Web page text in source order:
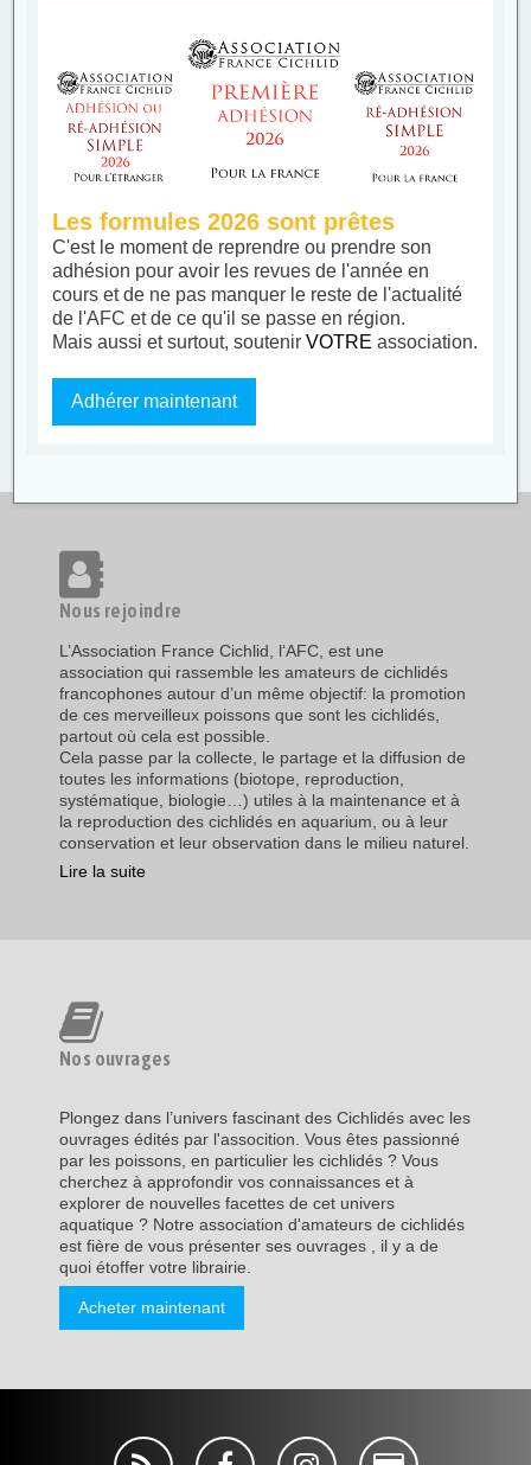
Les formules 2026 sont prêtes
C'est le moment de reprendre ou prendre son
adhésion pour avoir les revues de l'année en
cours et de ne pas manquer le reste de l'actualité
de l'AFC et de ce qu'il se passe en région.
Mais aussi et surtout, soutenirVOTRE association.
Adhérer maintenant
Nous rejoindre
L’Association France Cichlid, l‘AFC, est une
association qui rassemble les amateurs de cichlidés
francophones autour d’un même objectif: la promotion
de ces merveilleux poissons que sont les cichlidés,
partout où cela est possible.
Cela passe par la collecte, le partage et la diffusion de
toutes les informations (biotope, reproduction,
systématique, biologie…) utiles à la maintenance et à
la reproduction des cichlidés en aquarium, ou à leur
conservation et leur observation dans le milieu naturel.
Lire la suite
Nos ouvrages
Plongez dans l’univers fascinant des Cichlidés avec les
ouvrages édités par l'assocition. Vous êtes passionné
par les poissons, en particulier les cichlidés ? Vous
cherchez à approfondir vos connaissances et à
explorer de nouvelles facettes de cet univers
aquatique ? Notre association d'amateurs de cichlidés
est fière de vous présenter ses ouvrages , il y a de
quoi étoffer votre librairie.
Acheter maintenant